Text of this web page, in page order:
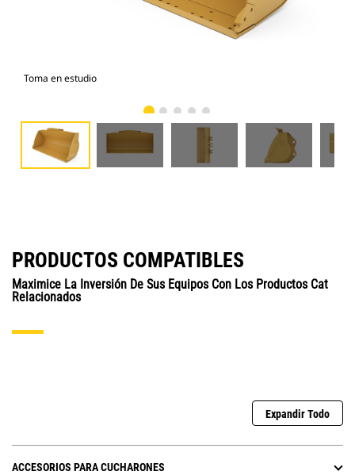
Toma en estudio
PRODUCTOS COMPATIBLES
Maximice La Inversión De Sus Equipos Con Los Productos Cat
Relacionados
Expandir Todo
ACCESORIOS PARA CUCHARONES